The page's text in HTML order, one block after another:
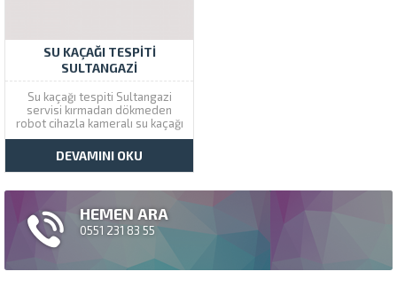
SU KAÇAĞI TESPITI
SULTANGAZI
Su kaçağı tespiti Sultangazi
servisi kırmadan dökmeden
robot cihazla kameralı su kaçağı
bulma ve onarım için bizi
aramanız yeterlidir. Çözüm
Tesisat profesyonel cihaz ve
elemanları ile aynı gün içinde su
arıza problemlerini
akıntısı olduğunda hepimiz
mutlaka...
DEVAMINI OKU
HEMEN ARA
0551 231 83 55